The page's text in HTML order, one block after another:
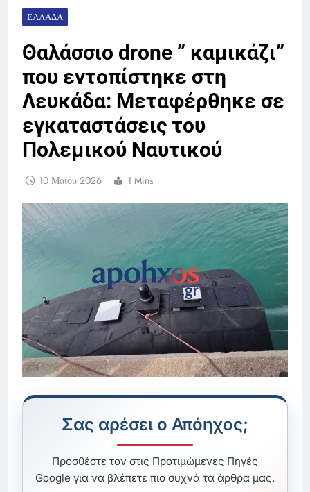
ΕΛΛΆΔΑ
Θαλάσσιο drone ” καμικάζι”
που εντοπίστηκε στη
Λευκάδα: Μεταφέρθηκε σε
εγκαταστάσεις του
Πολεμικού Ναυτικού
10 Μαΐου 2026 1 Mins
Σας αρέσει ο Απόηχος;
Προσθέστε τον στις Προτιμώμενες Πηγές
Google για να βλέπετε πιο συχνά τα άρθρα μας.